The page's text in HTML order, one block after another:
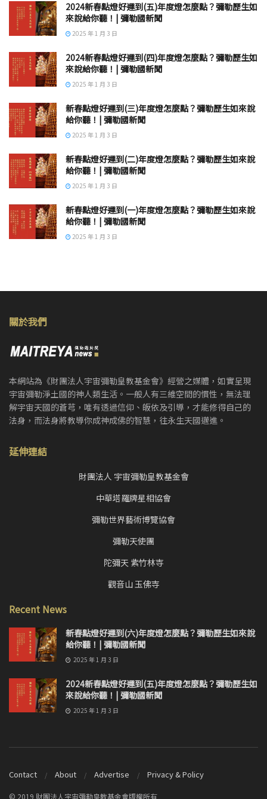
2024新春點燈好運到(五)年度燈怎麼點？彌勒歷生如
來說給你聽！| 彌勒國新聞
2025 年 1 月 3 日
2024新春點燈好運到(四)年度燈怎麼點？彌勒歷生如
來說給你聽！| 彌勒國新聞
2025 年 1 月 3 日
新春點燈好運到(三)年度燈怎麼點？彌勒歷生如來說
給你聽！| 彌勒國新聞
2025 年 1 月 3 日
新春點燈好運到(二)年度燈怎麼點？彌勒歷生如來說
給你聽！| 彌勒國新聞
2025 年 1 月 3 日
新春點燈好運到(一)年度燈怎麼點？彌勒歷生如來說
給你聽！| 彌勒國新聞
2025 年 1 月 3 日
關於我們
本網站為《財團法人宇宙彌勒皇教基金會》經營之媒體，如實呈現
宇宙彌勒淨土國的神人類生活。一般人有三維空間的慣性，無法理
解宇宙天國的蒼芎，唯有透過信仰、皈依及引導，才能修得自己的
法身，而法身將教導你成神成佛的智慧，往永生天國邁進。
延伸連結
財團法人 宇宙彌勒皇教基金會
中華塔羅牌星相協會
彌勒世界藝術博覽協會
彌勒天使團
陀彌天 紫竹林寺
觀音山 玉佛寺
Recent News
新春點燈好運到(六)年度燈怎麼點？彌勒歷生如來說
給你聽！| 彌勒國新聞
2025 年 1 月 3 日
2024新春點燈好運到(五)年度燈怎麼點？彌勒歷生如
來說給你聽！| 彌勒國新聞
2025 年 1 月 3 日
Contact About Advertise Privacy & Policy
© 2019 財團法人宇宙彌勒皇教基金會版權所有